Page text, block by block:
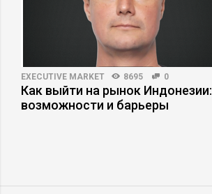
EXECUTIVE MARKET 8695 0
Как выйти на рынок Индонезии:
возможности и барьеры